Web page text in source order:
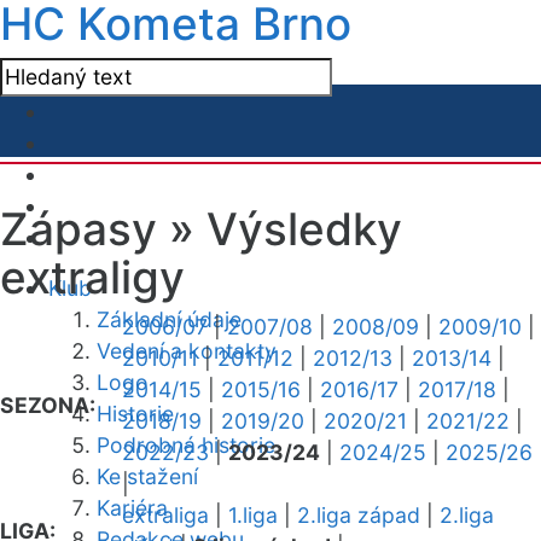
HC Kometa Brno
Klub
Základní údaje
Vedení a kontakty
Logo
Historie
Podrobná historie
Ke stažení
Kariéra
Zápasy » Výsledky
extraligy
SEZONA:
2006/07|2007/08 2008/09 2009/10
2010/11|2011/12 2012/13 2013/14
2014/15
2015/16 2016/17 2017/18
2018/19
2019/20 2020/21 2021/22
2022/23|2023/24 2024/25
2025/26
|
LIGA:
extraliga 1.liga 2.liga západ
2.liga